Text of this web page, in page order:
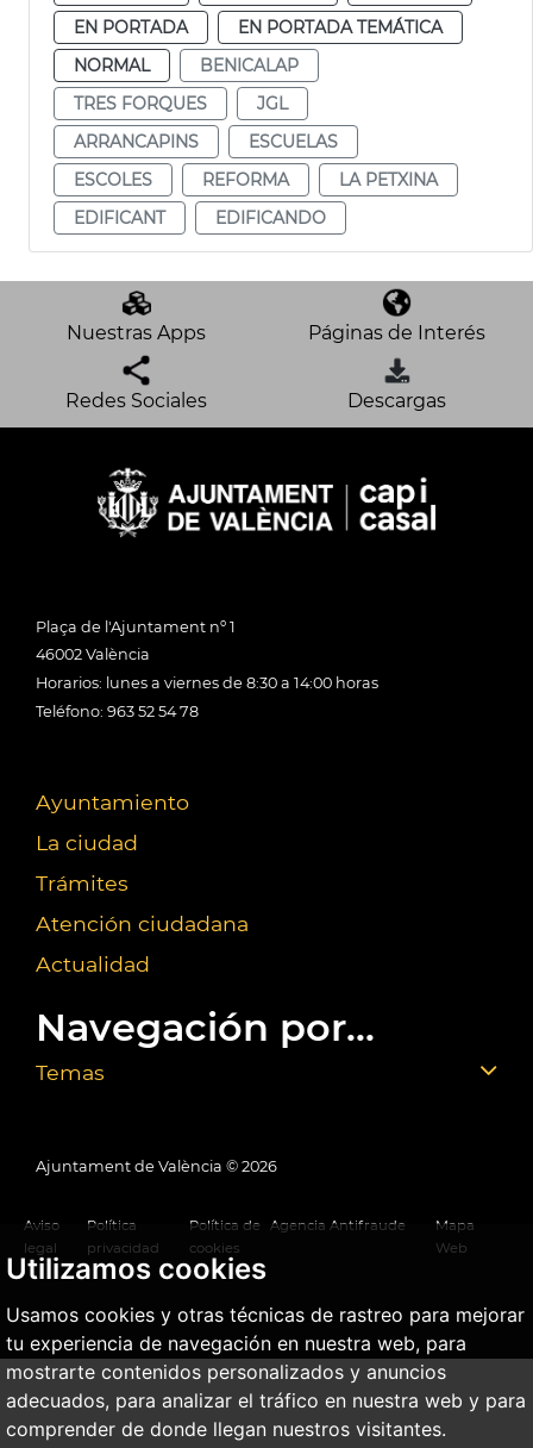
Utilizamos cookies
Usamos cookies y otras técnicas de rastreo para mejorar
tu experiencia de navegación en nuestra web, para
mostrarte contenidos personalizados y anuncios
adecuados, para analizar el tráfico en nuestra web y para
comprender de donde llegan nuestros visitantes.
EN PORTADA
EN PORTADA TEMÁTICA
NORMAL
BENICALAP
TRES FORQUES
JGL
ARRANCAPINS
ESCUELAS
ESCOLES
REFORMA
LA PETXINA
EDIFICANT
EDIFICANDO
Nuestras Apps Páginas de Interés
Redes Sociales Descargas
Plaça de l'Ajuntament nº 1
46002 València
Horarios: lunes a viernes de 8:30 a 14:00 horas
Teléfono: 963 52 54 78
Ayuntamiento
La ciudad
Trámites
Atención ciudadana
Actualidad
Navegación por...
Temas
Ajuntament de València © 2026
Aviso
legal
Política
privacidad
Política de
cookies
Agencia Antifraude
Mapa
Web